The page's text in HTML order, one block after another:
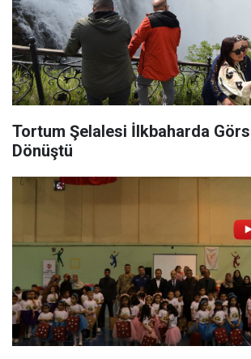
Tortum Şelalesi İlkbaharda
Dönüştü